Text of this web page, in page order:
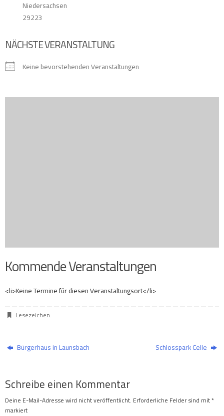
Niedersachsen
29223
NÄCHSTE VERANSTALTUNG
Keine bevorstehenden Veranstaltungen
Kommende Veranstaltungen
<li>Keine Termine für diesen Veranstaltungsort</li>
Lesezeichen.
Bürgerhaus in Launsbach Schlosspark Celle
Schreibe einen Kommentar
Deine E-Mail-Adresse wird nicht veröffentlicht. Erforderliche Felder sind mit*
markiert